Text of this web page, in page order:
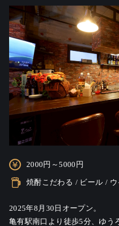
2000円～5000円
焼酎こだわる / ビール / ウ
2025年8月30日オープン。
亀有駅南口より徒歩5分、ゆう